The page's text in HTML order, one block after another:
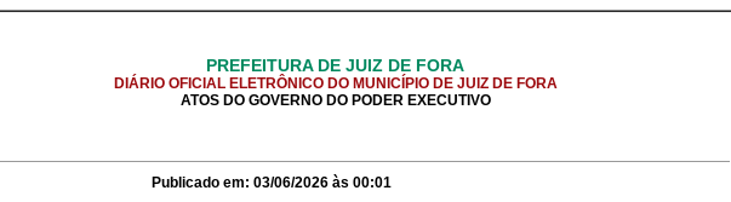
PREFEITURA DE JUIZ DE FORA
DIÁRIO OFICIAL ELETRÔNICO DO MUNICÍPIO DE JUIZ DE FORA
ATOS DO GOVERNO DO PODER EXECUTIVO
Publicado em: 03/06/2026 às 00:01